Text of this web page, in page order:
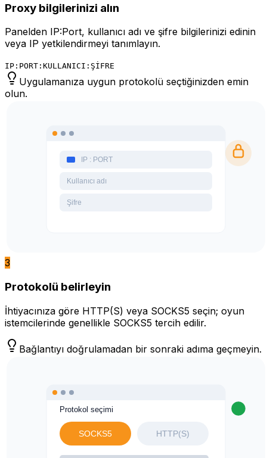
Proxy bilgilerinizi alın
Panelden IP:Port, kullanıcı adı ve şifre bilgilerinizi edinin
veya IP yetkilendirmeyi tanımlayın.
IP:PORT:KULLANICI:ŞİFRE
Uygulamanıza uygun protokolü seçtiğinizden emin
olun.
3
Protokolü belirleyin
İhtiyacınıza göre HTTP(S) veya SOCKS5 seçin; oyun
istemcilerinde genellikle SOCKS5 tercih edilir.
Bağlantıyı doğrulamadan bir sonraki adıma geçmeyin.